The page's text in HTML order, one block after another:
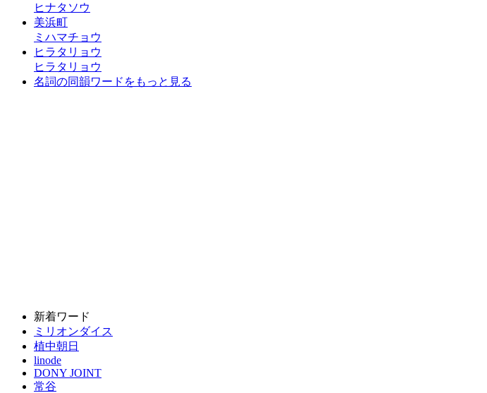
ヒナタソウ
美浜町
ミハマチョウ
ヒラタリョウ
ヒラタリョウ
名詞の同韻ワードをもっと見る
新着ワード
ミリオンダイス
植中朝日
linode
DONY JOINT
常谷